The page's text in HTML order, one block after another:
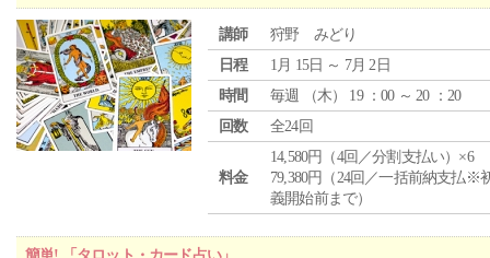
講師
狩野 みどり
日程
1月 15日 ～ 7月 2日
時間
毎週 （木） 19 ：00 ～ 20 ：20
回数
全24回
料金
14,580円（4回／分割支払い）×6
79,380円（24回／一括前納支払※
義開始前まで）